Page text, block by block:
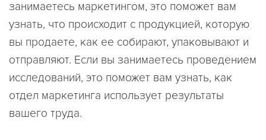
занимаетесь маркетингом, это поможет вам
узнать, что происходит с продукцией, которую
вы продаете, как ее собирают, упаковывают и
отправляют. Если вы занимаетесь проведением
исследований, это поможет вам узнать, как
отдел маркетинга использует результаты
вашего труда.